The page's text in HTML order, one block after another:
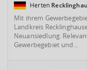
Herten
Mit ihrem
Landkreis
Neuansiedlung.
Gewerbegebiet und...